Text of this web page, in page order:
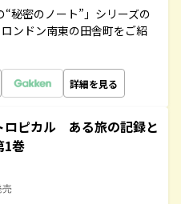
秘密のノート”」シリーズの
ンドン南東の田舎町をご紹
詳細を見る
ロピカル ある旅の記録と
巻
売